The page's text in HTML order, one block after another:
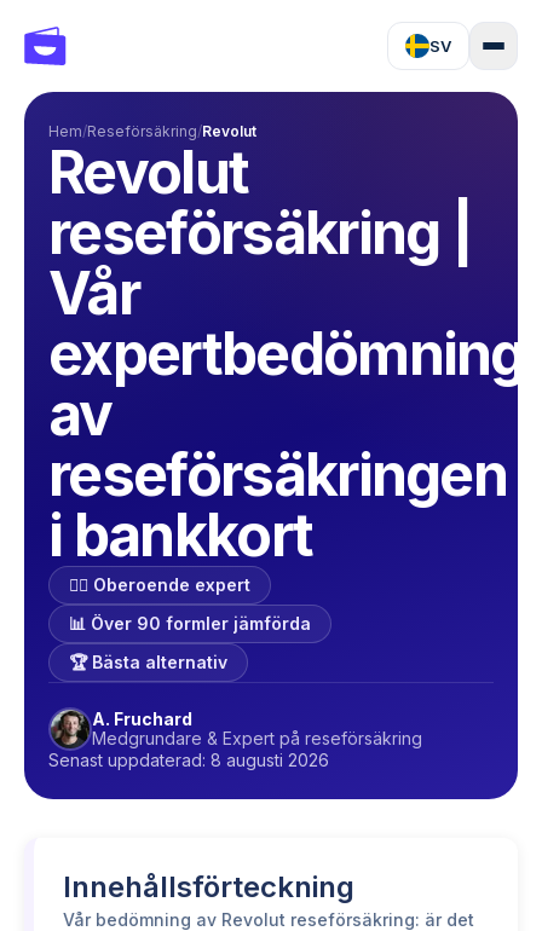
SV
Hem/Reseförsäkring/Revolut
Revolut
reseförsäkring |
Vår
expertbedömning
av
reseförsäkringen
i bankkort
🕵️‍♂️ Oberoende expert
📊 Över 90 formler jämförda
🏆 Bästa alternativ
A. Fruchard
Medgrundare & Expert på reseförsäkring
Senast uppdaterad: 8 augusti 2026
Innehållsförteckning
Vår bedömning av Revolut reseförsäkring: är det